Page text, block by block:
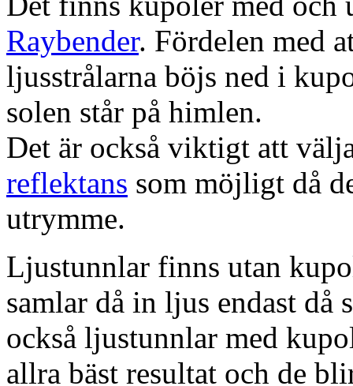
Raybender. Fördelen med
ljusstrålarna böjs ned i
solen står på himlen.
Det är också viktigt att
reflektans som möjligt då
utrymme.
Ljustunnlar finns utan
samlar då in ljus endast då
också ljustunnlar med
allra bäst resultat och de